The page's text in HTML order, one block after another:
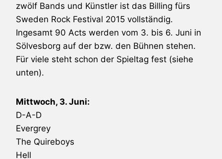
zwölf Bands und Künstler ist das Billing fürs
Sweden Rock Festival 2015 vollständig.
Ingesamt 90 Acts werden vom 3. bis 6. Juni in
Sölvesborg auf der bzw. den Bühnen stehen.
Für viele steht schon der Spieltag fest (siehe
unten).
Mittwoch, 3. Juni:
D-A-D
Evergrey
The Quireboys
Hell